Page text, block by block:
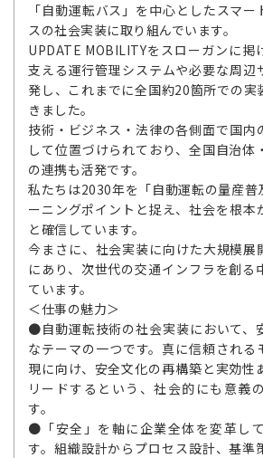
「自動運転バス」を中心としたスマ
スの社会実装に取り組んでいます。
UPDATE MOBILITYをスローガンに掲
支える運行管理システムや必要な周辺
発し、これまでに全国約20箇所での実
きました。
技術・ビジネス・法律の各側面で国内
して位置づけられており、全国自治体
の連携も活発です。
私たちは2030年を「自動運転の量産普
ーニングポイントと捉え、社会を根本
と確信しています。
今まさに、社会実装に向けた大規模展
にあり、次世代の交通インフラを創る
ています。
＜仕事の魅力＞
●自動運転技術の社会実装において、
なテーマの一つです。真に信頼される
現に向け、安全文化の再構築と実効性
リードするという、社会的にも意義
す。
●「安全」を軸に企業全体を変革し
す。組織設計からプロセス設計、基準